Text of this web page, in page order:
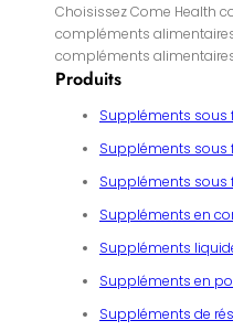
Choisissez Come Health
compléments
compléments
Produits
Suppléments sous
Suppléments sous
Suppléments sous
Suppléments en
Suppléments
Suppléments en
Suppléments de